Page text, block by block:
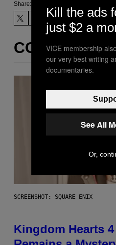
Share:
CONTENUTI
SCREENSHOT: SQUARE ENIX
Kingdom Hearts
Kill the ads
just $2 a
VICE membership
our very best writing
documentaries.
See All
Or,